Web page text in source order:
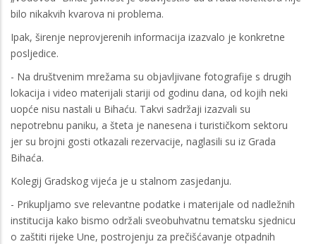
bilo nikakvih kvarova ni problema.
Ipak, širenje neprovjerenih informacija izazvalo je konkretne
posljedice.
- Na društvenim mrežama su objavljivane fotografije s drugih
lokacija i video materijali stariji od godinu dana, od kojih neki
uopće nisu nastali u Bihaću. Takvi sadržaji izazvali su
nepotrebnu paniku, a šteta je nanesena i turističkom sektoru
jer su brojni gosti otkazali rezervacije, naglasili su iz Grada
Bihaća.
Kolegij Gradskog vijeća je u stalnom zasjedanju.
- Prikupljamo sve relevantne podatke i materijale od nadležnih
institucija kako bismo održali sveobuhvatnu tematsku sjednicu
o zaštiti rijeke Une, postrojenju za prečišćavanje otpadnih